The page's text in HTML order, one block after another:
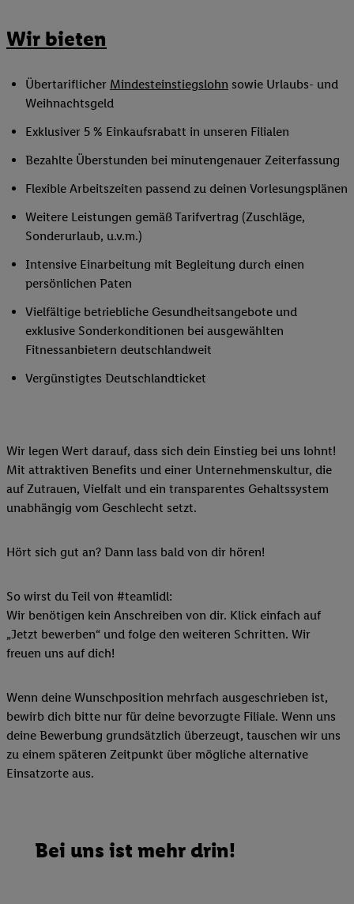
Wir bieten
Übertariflicher Mindesteinstiegslohn sowie Urlaubs- und
Weihnachtsgeld
Exklusiver 5 % Einkaufsrabatt in unseren Filialen
Bezahlte Überstunden bei minutengenauer Zeiterfassung
Flexible Arbeitszeiten passend zu deinen Vorlesungsplänen
Weitere Leistungen gemäß Tarifvertrag (Zuschläge,
Sonderurlaub, u.v.m.)
Intensive Einarbeitung mit Begleitung durch einen
persönlichen Paten
Vielfältige betriebliche Gesundheitsangebote und
exklusive Sonderkonditionen bei ausgewählten
Fitnessanbietern deutschlandweit
Vergünstigtes Deutschlandticket
Wir legen Wert darauf, dass sich dein Einstieg bei uns lohnt!
Mit attraktiven Benefits und einer Unternehmenskultur, die
auf Zutrauen, Vielfalt und ein transparentes Gehaltssystem
unabhängig vom Geschlecht setzt.
Hört sich gut an? Dann lass bald von dir hören!
So wirst du Teil von #teamlidl:
Wir benötigen kein Anschreiben von dir. Klick einfach auf
„Jetzt bewerben“ und folge den weiteren Schritten. Wir
freuen uns auf dich!
Wenn deine Wunschposition mehrfach ausgeschrieben ist,
bewirb dich bitte nur für deine bevorzugte Filiale. Wenn uns
deine Bewerbung grundsätzlich überzeugt, tauschen wir uns
zu einem späteren Zeitpunkt über mögliche alternative
Einsatzorte aus.
Bei uns ist mehr drin!